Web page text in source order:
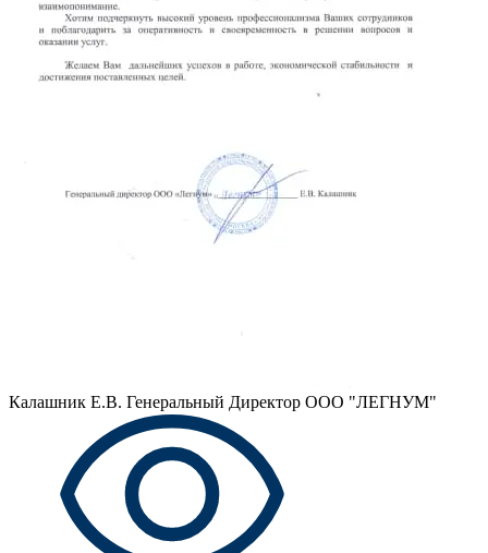
Калашник Е.В. Генеральный Директор ООО "ЛЕГНУМ"